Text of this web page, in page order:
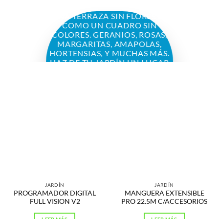
UNA TERRAZA SIN FLORES ES
COMO UN CUADRO SIN
COLORES. GERANIOS, ROSAS,
MARGARITAS, AMAPOLAS,
HORTENSIAS, Y MUCHAS MÁS.
HAZ DE TU JARDÍN UN LUGAR
JARDÍN
PROGRAMADOR DIGITAL
FULL VISION V2
JARDÍN
MANGUERA EXTENSIBLE
PRO 22.5M C/ACCESORIOS